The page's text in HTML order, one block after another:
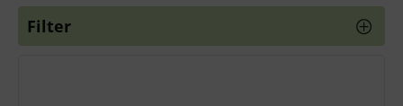
Ausverkauf
Filter